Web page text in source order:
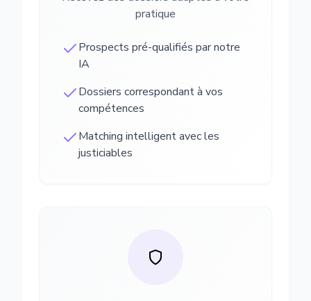
pratique
Prospects pré-qualifiés par notre
IA
Dossiers correspondant à vos
compétences
Matching intelligent avec les
justiciables